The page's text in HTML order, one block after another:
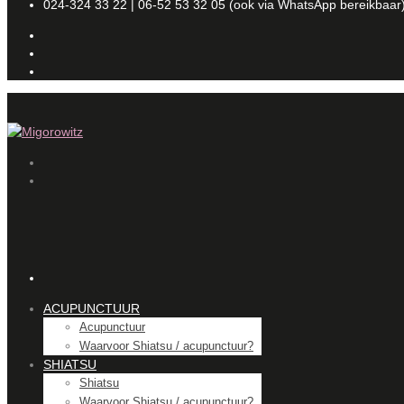
024-324 33 22 | 06-52 53 32 05 (ook via WhatsApp
ACUPUNCTUUR
Acupunctuur
Waarvoor Shiatsu / acupunctuur?
SHIATSU
Shiatsu